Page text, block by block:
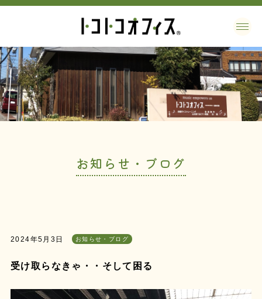
お知らせ・ブログ
2024年5月3日 お知らせ・ブログ
受け取らなきゃ・・そして困る